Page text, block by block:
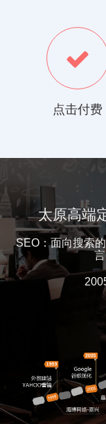
点击付费
太原高端
SEO：面向搜索